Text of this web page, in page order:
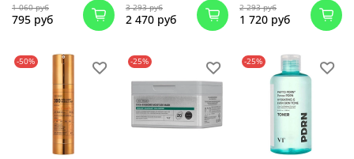
1 060 руб
795 руб
3 293 руб
2 470 руб
2 293 руб
1 720 руб
-50% -25% -25%